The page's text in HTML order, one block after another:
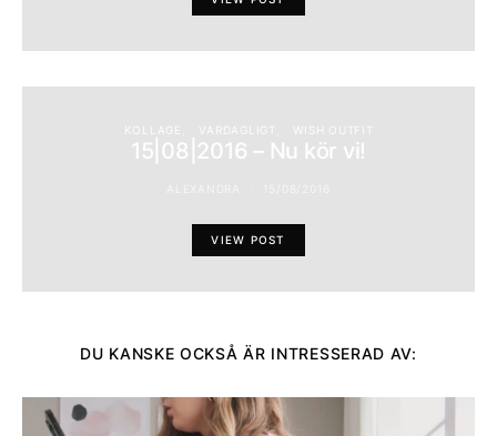
KOLLAGE VARDAGLIGT WISH OUTFIT
15|08|2016 – Nu kör vi!
VIEW POST
DU KANSKE OCKSÅ ÄR INTRESSERAD AV: